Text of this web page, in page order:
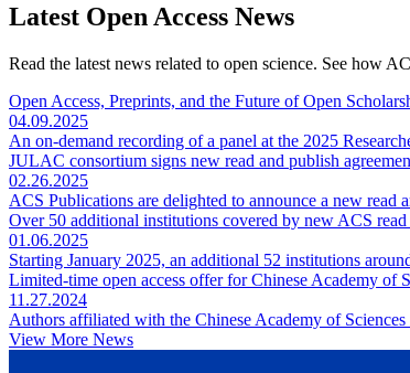
Latest Open Access News
Read the latest news related to open science. See how
Open Access, Preprints, and the Future of Open
04.09.2025
An on-demand recording of a panel at the 2025
JULAC consortium signs new read and publish
02.26.2025
ACS Publications are delighted to announce a new read
Over 50 additional institutions covered by new ACS read
01.06.2025
Starting January 2025, an additional 52 institutions
Limited-time open access offer for Chinese Academy of
11.27.2024
Authors affiliated with the Chinese Academy of Sciences
View More News